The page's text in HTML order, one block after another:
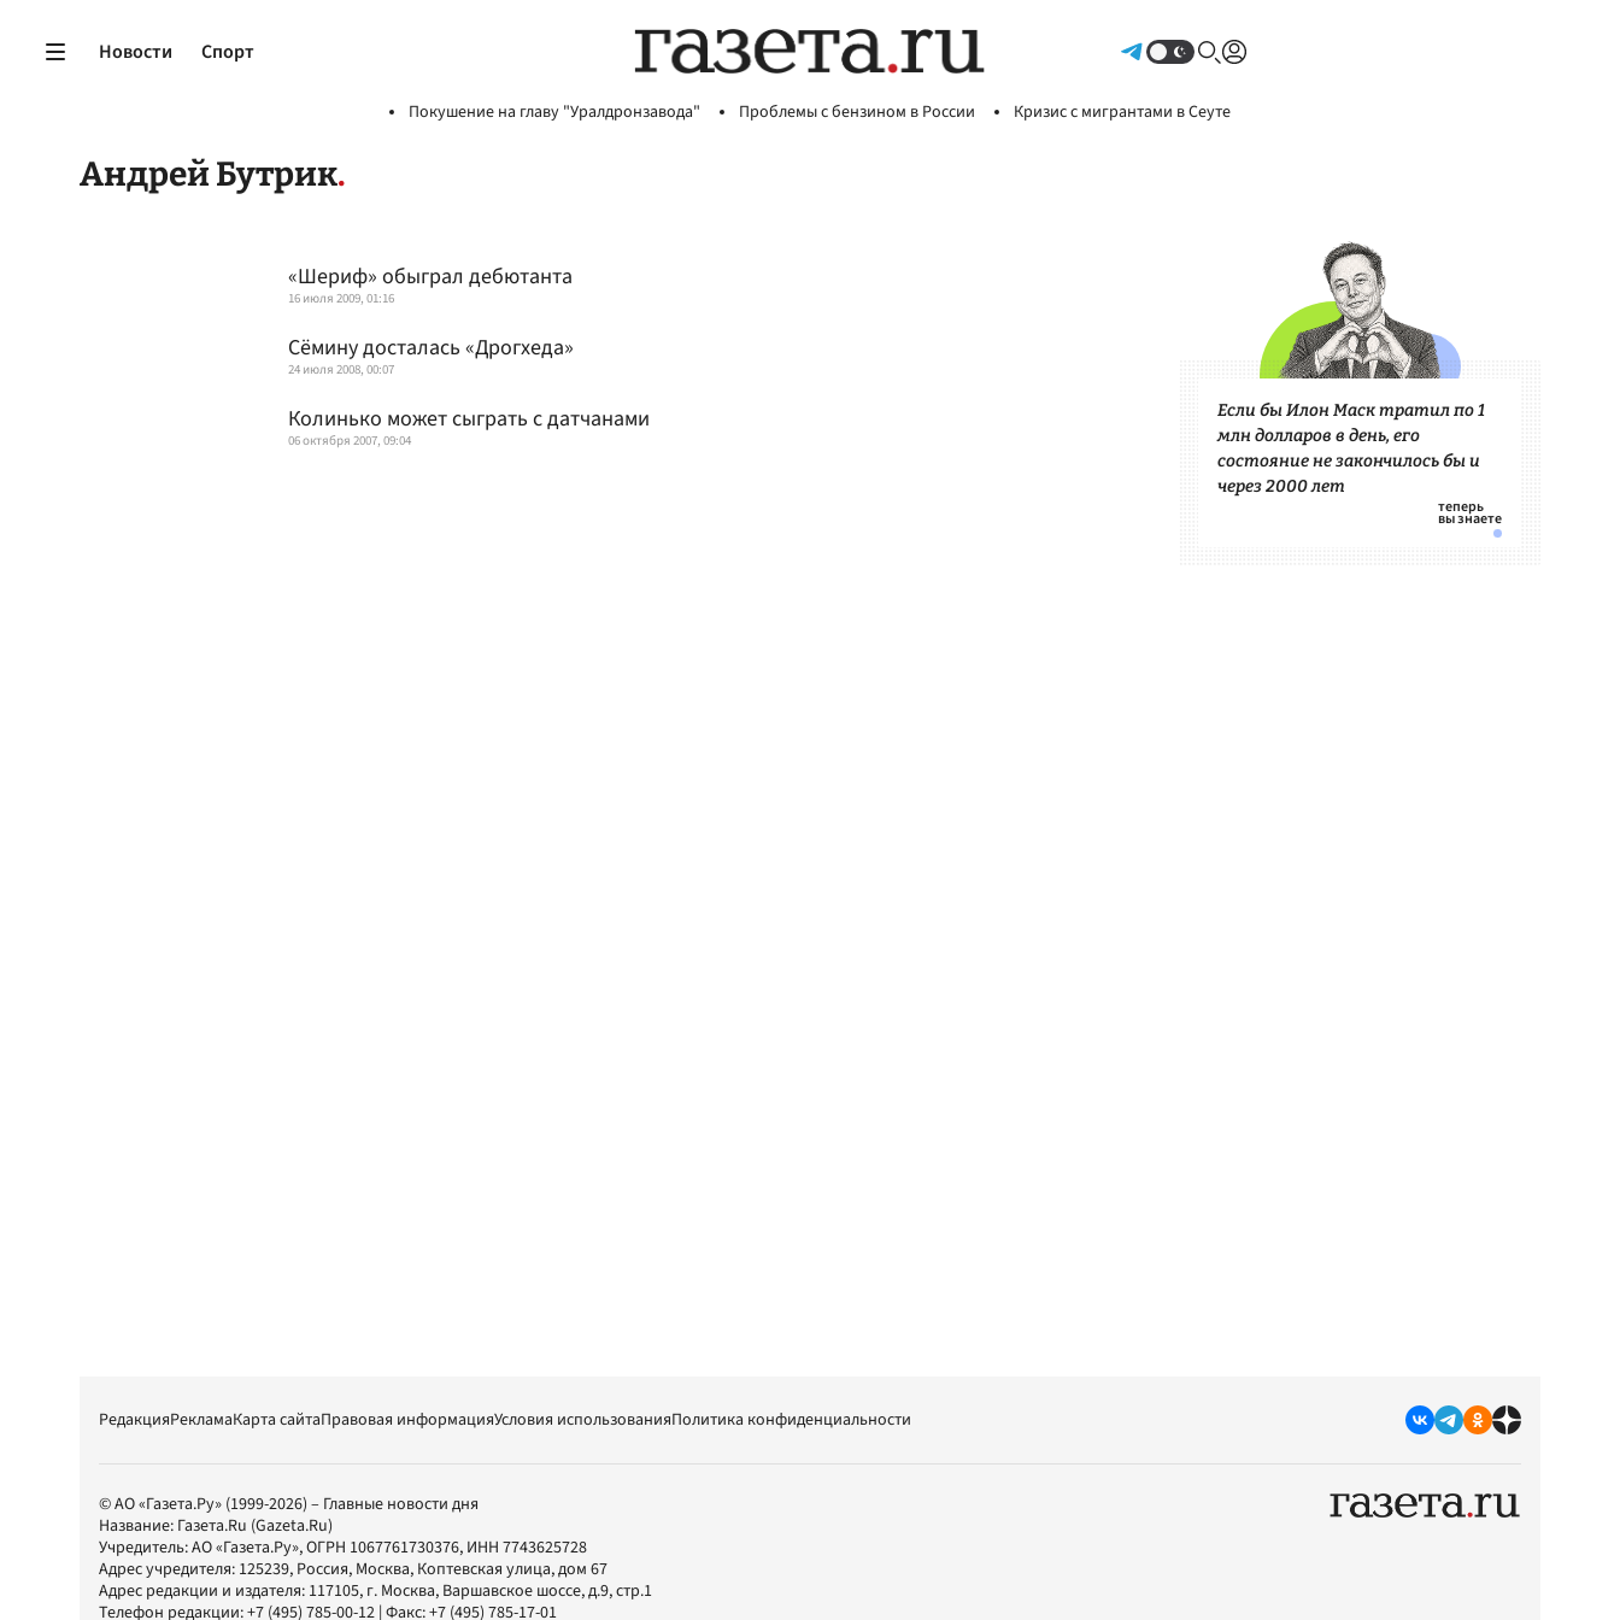
Новости Спорт
Покушение на главу "Уралдронзавода" Проблемы с бензином в России Кризис с мигрантами в Сеуте
Андрей Бутрик
«Шериф» обыграл дебютанта
16 июля 2009, 01:16
Сёмину досталась «Дрогхеда»
24 июля 2008, 00:07
Колинько может сыграть с датчанами
06 октября 2007, 09:04
Если бы Илон Маск тратил по 1
млн долларов в день, его
состояние не закончилось бы и
через 2000 лет
РедакцияРекламаКарта сайтаПравовая информацияУсловия использованияПолитика конфиденциальности
© АО «Газета.Ру» (1999-2026) – Главные новости дня
Название: Газета.Ru (Gazeta.Ru)
Учредитель:АО «Газета.Ру», ОГРН 1067761730376, ИНН 7743625728
Адрес учредителя: 125239, Россия, Москва, Коптевская улица, дом 67
Адрес редакции и издателя: 117105, г. Москва, Варшавское шоссе, д.9, стр.1
Телефон редакции:+7 (495) 785-00-12 | Факс:+7 (495) 785-17-01